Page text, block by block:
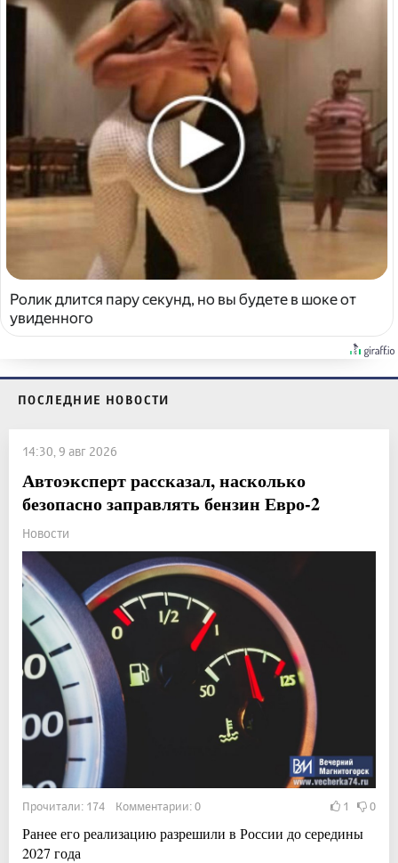
Ролик длится пару секунд, но вы будете в шоке от
увиденного
ПОСЛЕДНИЕ НОВОСТИ
14:30, 9 авг 2026
Автоэксперт рассказал, насколько
безопасно заправлять бензин Евро-2
Новости
Прочитали: 174 Комментарии: 0 1 0
Ранее его реализацию разрешили в России до середины
2027 года